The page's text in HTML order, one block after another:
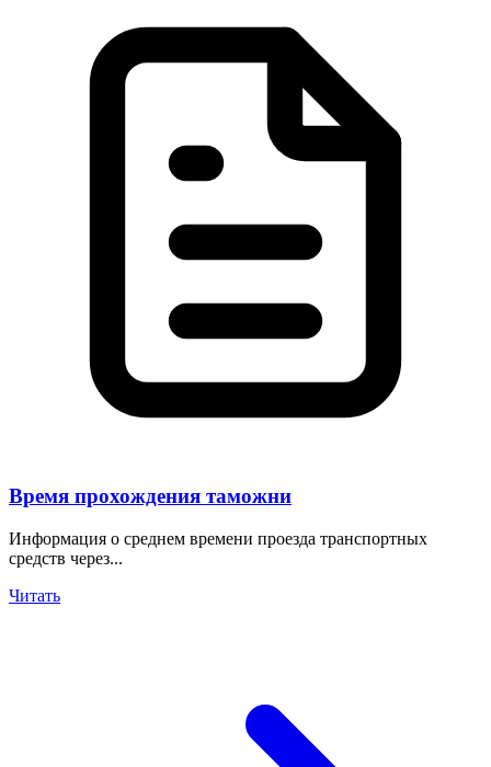
Время прохождения таможни
Информация о среднем времени проезда транспортных
средств через...
Читать